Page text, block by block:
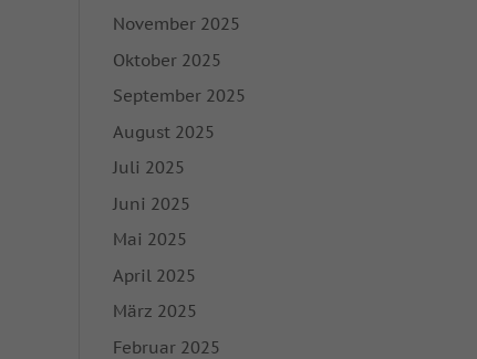
November 2025
Oktober 2025
September 2025
August 2025
Juli 2025
Juni 2025
Mai 2025
April 2025
März 2025
Februar 2025